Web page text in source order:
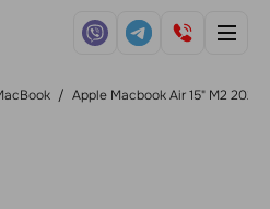
/ Apple Macbook Air 15" M2 2023